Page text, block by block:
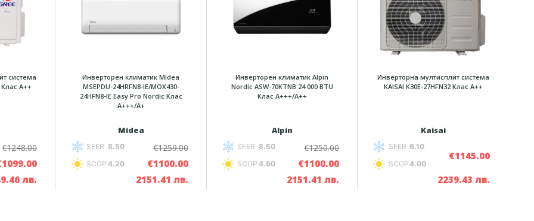
система
Клас А++
€1248.00
лв.
Инверторен климатик Midea
MSEPDU-24HRFN8-IE/MOX430-
24HFN8-IE Easy Pro Nordic Клас
A+++/А+
Midea
SEER 8.50
SCOP 4.20
€1259.00
€1100.00
2151.41 лв.
Инверторен климатик Alpin
Nordic ASW-70KTNB 24 000 BTU
Клас А+++/A++
Alpin
SEER 8.50
SCOP 4.60
€1250.00
€1100.00
2151.41 лв.
Инверторна мултисплит система
KAISAI K30E-27HFN32 Клас А++
Kaisai
SEER 6.10
SCOP4.00
€1145.00
2239.43 лв.